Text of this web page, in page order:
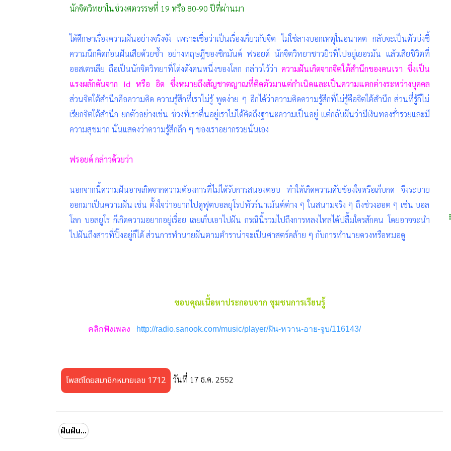
นักจิตวิทยาในช่วงศตวรรษที่ 19 หรือ 80-90 ปีที่ผ่านมา
ได้ศึกษาเรื่องความฝันอย่างจริงจัง เพราะเชื่อว่าเป็นเรื่องเกี่ยวกับจิต ไม่ใช่ลางบอกเหตุในอนาคต กลับจะเป็นตัวบ่งชี้
ความนึกคิดก่อนฝันเสียด้วยซ้ำ อย่างทฤษฎีของซิกมันด์ ฟรอยด์ นักจิตวิทยาชาวยิวที่ไปอยู่เยอรมัน แล้วเสียชีวิตที่
ออสเตรเลีย ถือเป็นนักจิตวิทยาที่โด่งดังคนหนึ่งของโลก กล่าวไว้ว่าความฝันเกิดจากจิตใต้สำนึกของคนเรา ซึ่งเป็น
แรงผลักดันจาก Id หรือ อิด ซึ่งหมายถึงสัญชาตญาณที่ติดตัวมาแต่กำเนิดและเป็นความแตกต่างระหว่างบุคคล
ส่วนจิตใต้สำนึกคือความคิด ความรู้สึกที่เราไม่รู้ พูดง่าย ๆ อีกได้ว่าความคิดความรู้สึกที่ไม่รู้คือจิตใต้สำนึก ส่วนที่รู้ก็ไม่
เรียกจิตใต้สำนึก ยกตัวอย่างเช่น ช่วงที่เราตื่นอยู่เราไม่ได้คิดถึงฐานะความเป็นอยู่ แต่กลับฝันว่ามีเงินทองร่ำรวยและมี
ความสุขมาก นั่นแสดงว่าความรู้สึกลึก ๆ ของเราอยากรวยนั่นเอง
ฟรอยด์ กล่าวด้วยว่า
นอกจากนี้ความฝันอาจเกิดจากความต้องการที่ไม่ได้รับการสนองตอบ ทำให้เกิดความคับข้องใจหรือเก็บกด จึงระบาย
ออกมาเป็นความฝัน เช่น ตั้งใจว่าอยากไปดูฟุตบอลยุโรปทัวร์นาเม้นต์ต่าง ๆ ในสนามจริง ๆ ถึงช่วงฮอต ๆ เช่น บอล
โลก บอลยูโร ก็เกิดความอยากอยู่เรื่อย เลยเก็บเอาไปฝัน กรณีนี้รวมไปถึงการหลงไหลได้ปลื้มใครสักคน โดยอาจจะนำ
ไปฝันถึงสาวที่ปิ๊งอยู่ก็ได้ ส่วนการทำนายฝันตามตำราน่าจะเป็นศาสตร์คล้าย ๆ กับการทำนายดวงหรือหมอดู
ขอบคุณเนื้อหาประกอบจาก ชุมชนการเรียนรู้
คลิกฟังเพลง http://radio.sanook.com/music/player/ฝัน-หวาน-อาย-จูบ/116143/
โพสต์โดยสมาชิกหมายเลข 1712 วันที่ 17 ธ.ค. 2552
ฝันฝัน...